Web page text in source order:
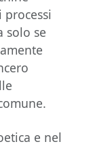
solo se
e nel